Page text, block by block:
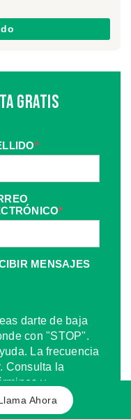
Gratis
*
*
MENSAJES
darte de baja
con "STOP".
La frecuencia
Consulta la
y
Ahora